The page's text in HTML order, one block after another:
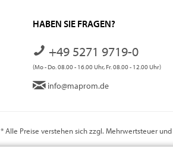
HABEN SIE FRAGEN?
+49 5271 9719-0
(Mo - Do. 08.00 - 16.00 Uhr, Fr. 08.00 - 12.00 Uhr)
info@maprom.de
* Alle Preise verstehen sich zzgl. Mehrwertsteuer und